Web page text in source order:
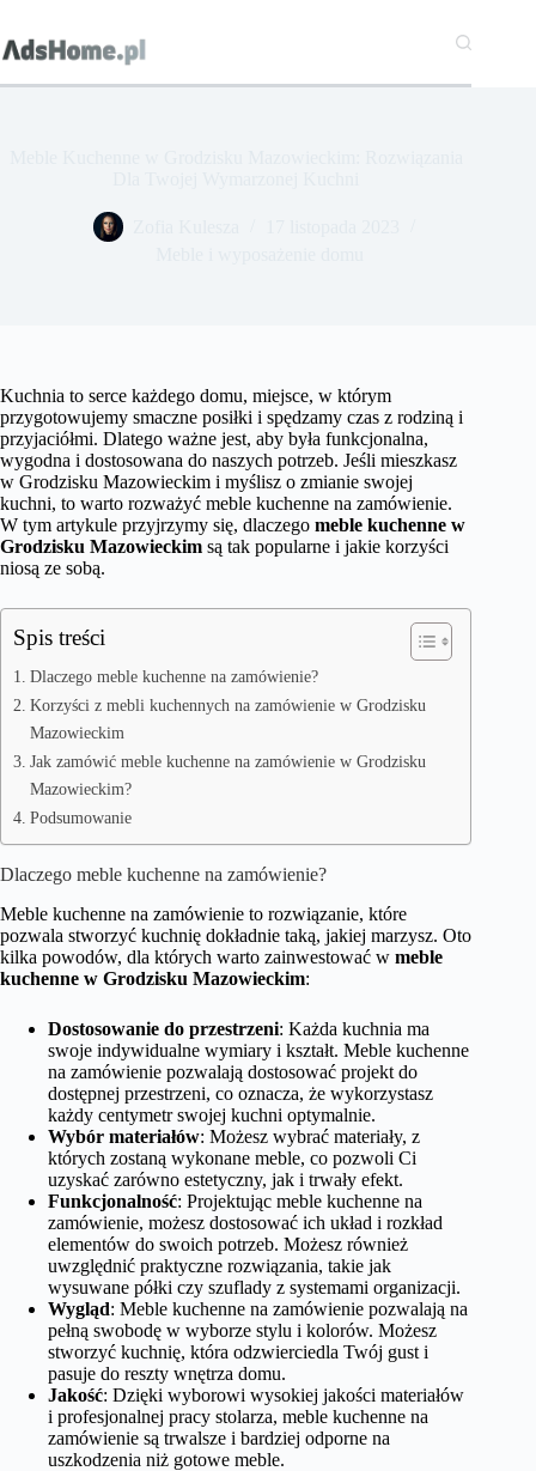
treści
Kuchnia to serce każdego domu, miejsce, w którym
przygotowujemy smaczne posiłki i spędzamy czas z rodziną i
przyjaciółmi. Dlatego ważne jest, aby była funkcjonalna,
wygodna i dostosowana do naszych potrzeb. Jeśli mieszkasz
w Grodzisku Mazowieckim i myślisz o zmianie swojej
kuchni, to warto rozważyć meble kuchenne na zamówienie.
W tym artykule przyjrzymy się, dlaczego meble kuchenne w
Grodzisku Mazowieckim są tak popularne i jakie korzyści
niosą ze sobą.
Spis treści
Dlaczego meble kuchenne na zamówienie?
Korzyści z mebli kuchennych na zamówienie w Grodzisku
Mazowieckim
Jak zamówić meble kuchenne na zamówienie w Grodzisku
Mazowieckim?
Podsumowanie
Dlaczego meble kuchenne na zamówienie?
Meble kuchenne na zamówienie to rozwiązanie, które
pozwala stworzyć kuchnię dokładnie taką, jakiej marzysz. Oto
kilka powodów, dla których warto zainwestować w meble
kuchenne w Grodzisku Mazowieckim:
Dostosowanie do przestrzeni: Każda kuchnia ma
swoje indywidualne wymiary i kształt. Meble kuchenne
na zamówienie pozwalają dostosować projekt do
dostępnej przestrzeni, co oznacza, że wykorzystasz
każdy centymetr swojej kuchni optymalnie.
Wybór materiałów: Możesz wybrać materiały, z
których zostaną wykonane meble, co pozwoli Ci
uzyskać zarówno estetyczny, jak i trwały efekt.
Funkcjonalność: Projektując meble kuchenne na
zamówienie, możesz dostosować ich układ i rozkład
elementów do swoich potrzeb. Możesz również
uwzględnić praktyczne rozwiązania, takie jak
wysuwane półki czy szuflady z systemami organizacji.
Wygląd: Meble kuchenne na zamówienie pozwalają na
pełną swobodę w wyborze stylu i kolorów. Możesz
stworzyć kuchnię, która odzwierciedla Twój gust i
pasuje do reszty wnętrza domu.
Jakość: Dzięki wyborowi wysokiej jakości materiałów
i profesjonalnej pracy stolarza, meble kuchenne na
zamówienie są trwalsze i bardziej odporne na
uszkodzenia niż gotowe meble.